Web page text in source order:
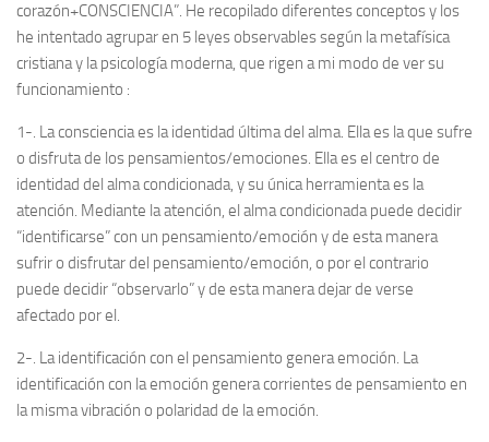
corazón+CONSCIENCIA”. He recopilado diferentes conceptos y los
he intentado agrupar en 5 leyes observables según la metafísica
cristiana y la psicología moderna, que rigen a mi modo de ver su
funcionamiento :
1-. La consciencia es la identidad última del alma. Ella es la que sufre
o disfruta de los pensamientos/emociones. Ella es el centro de
identidad del alma condicionada, y su única herramienta es la
atención. Mediante la atención, el alma condicionada puede decidir
“identificarse” con un pensamiento/emoción y de esta manera
sufrir o disfrutar del pensamiento/emoción, o por el contrario
puede decidir “observarlo” y de esta manera dejar de verse
afectado por el.
2-. La identificación con el pensamiento genera emoción. La
identificación con la emoción genera corrientes de pensamiento en
la misma vibración o polaridad de la emoción.